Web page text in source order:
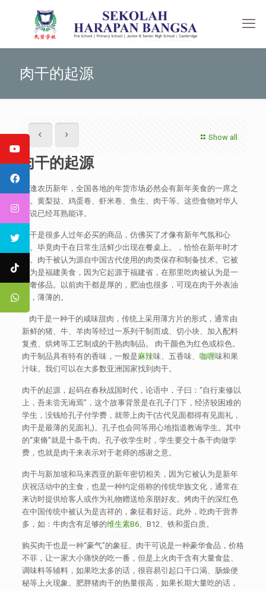
肉干的起源
Show all
肉干的起源
每逢农历新年，全国各地的年货市场必然会有新年美食的一席之
地。黄梨挞、鸡蛋卷、虾米卷、鱼生、肉干等。这些食物对华人
来说已经耳熟能详。
肉干是很多人过年必买的商品，仿佛买了才像有新年气氛和心
情。毕竟肉干在日常生活鲜少出现在餐桌上。，恰恰在新年时才
有。肉干被认为源自中国古代使用的肉类保存和制备技术。它被
认为是福建美食，因为它起源于福建省，在那里吃肉被认为是一
种奢侈品。以前肉干都是厚的，肥油也很多，可现在肉干外表油
亮，薄薄的。
肉干是一种干的咸味甜肉，传统上采用薄方片的形式，通常由
新鲜的猪、牛、羊肉等经过一系列干制而成、切小块、加入配料
复煮、烘烤等工艺制成的干熟肉制品。 肉干颜色为红色或棕色。
肉干制品具有特有的香味，一般是麻辣味、五香味、 咖喱味和果
汁味。我们可以在大多数亚洲国家找到肉干。
肉干的起源，起码在春秋战国时代，论语中，子曰：“自行束修以
上，吾未尝无诲焉”，这个故事背景是在孔子门下，经济较困难的
学生，没钱给孔子付学费，就带上肉干(古代见面都得有见面礼，
肉干是最薄的见面礼)。孔子也会同等用心地指道教诲学生。其中
的“束脩”就是十条干肉。孔子收学生时，学生要交十条干肉做学
费，也就是肉干来表示对于老师的感谢之意。
肉干与新加坡和马来西亚的新年密切相关，因为它被认为是新年
庆祝活动中的主食，也是一种约定俗称的传统华族文化，通常在
来访时提供给客人或作为礼物赠送给亲朋好友。烤肉干的深红色
在中国传统中被认为是吉祥的，象征着好运。此外，吃肉干营养
多，如：牛肉含有足够的维生素B6、B12、铁和蛋白质。
购买肉干也是一种“豪气”的象征。肉干可说是一种豪华食品，价格
不菲，让一家大小痛快的吃一番，但是上火肉干含有大量食盐、
调味料等辅料，如果吃太多的话，很容易引起口干口渴、肠燥便
秘等上火现象。肥胖猪肉干的热量很高，如果长期大量吃的话，